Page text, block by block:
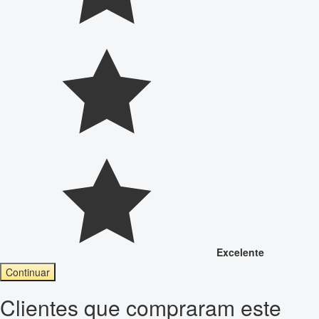
Excelente
Continuar
Clientes que compraram este